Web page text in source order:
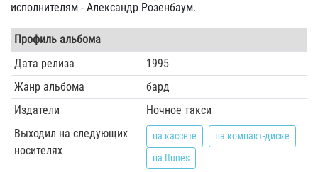
исполнителям - Александр Розенбаум.
Профиль альбома
Дата релиза
1995
Жанр альбома
бард
Издатели
Ночное такси
Выходил на следующих
носителях
на кассете
на компакт-диске
на Itunes